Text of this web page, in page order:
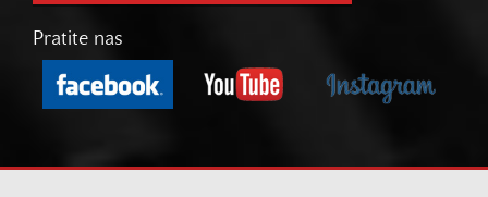
Pratite nas